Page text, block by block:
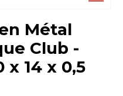
Métal
Club -
x 14 x 0,5